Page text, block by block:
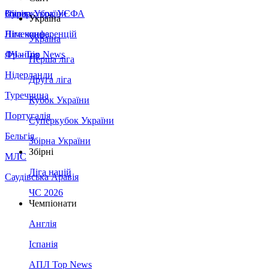
Збірна України
Італія
Німеччина
Франція
Нідерланди
Туреччина
Португалія
Бельгія
МЛС
Саудівська Аравія
Суперкубок УЄФА
Ліга конференцій
ЛЧ - Top News
Україна
Україна
Перша ліга
Друга ліга
Кубок України
Суперкубок України
Збірна України
Збірні
Ліга націй
ЧС 2026
Чемпіонати
Англія
Іспанія
АПЛ Top News